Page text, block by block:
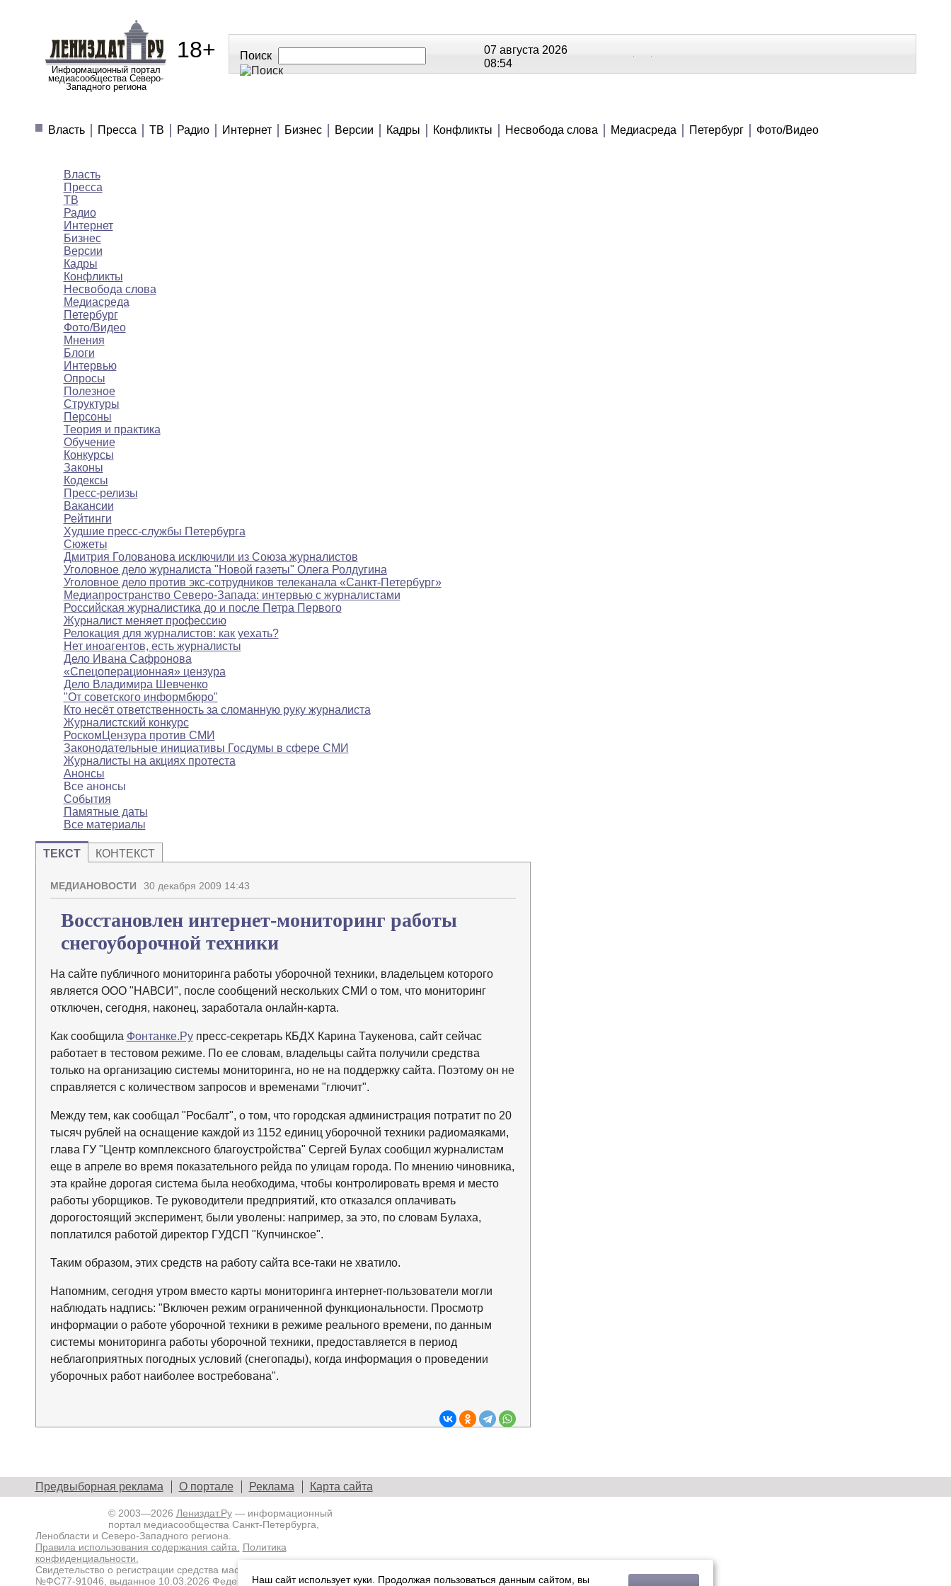
Информационный портал
медиасообщества Северо-
Западного региона
18+ Поиск
07 августа 2026
08:54
Власть
Пресса ТВ Радио Интернет Бизнес Версии Кадры Конфликты Несвобода слова Медиасреда Петербург Фото/Видео
Власть
Пресса
ТВ
Радио
Интернет
Бизнес
Версии
Кадры
Конфликты
Несвобода слова
Медиасреда
Петербург
Фото/Видео
Мнения
Блоги
Интервью
Опросы
Полезное
Структуры
Персоны
Теория и практика
Обучение
Конкурсы
Законы
Кодексы
Пресс-релизы
Вакансии
Рейтинги
Худшие пресс-службы Петербурга
Сюжеты
Дмитрия Голованова исключили из Союза журналистов
Уголовное дело журналиста "Новой газеты" Олега Ролдугина
Уголовное дело против экс-сотрудников телеканала «Санкт-Петербург»
Медиапространство Северо-Запада: интервью с журналистами
Российская журналистика до и после Петра Первого
Журналист меняет профессию
Релокация для журналистов: как уехать?
Нет иноагентов, есть журналисты
Дело Ивана Сафронова
«Спецоперационная» цензура
Дело Владимира Шевченко
"От советского информбюро"
Кто несёт ответственность за сломанную руку журналиста
Журналистский конкурс
РоскомЦензура против СМИ
Законодательные инициативы Госдумы в сфере СМИ
Журналисты на акциях протеста
Анонсы
Все анонсы
События
Памятные даты
Все материалы
ТЕКСТ КОНТЕКСТ
МЕДИАНОВОСТИ 30 декабря 2009 14:43
Восстановлен интернет-мониторинг работы
снегоуборочной техники
На сайте публичного мониторинга работы уборочной техники, владельцем которого
является ООО "НАВСИ", после сообщений нескольких СМИ о том, что мониторинг
отключен, сегодня, наконец, заработала онлайн-карта.
Как сообщила Фонтанке.Рупресс-секретарь КБДХ Карина Таукенова, сайт сейчас
работает в тестовом режиме. По ее словам, владельцы сайта получили средства
только на организацию системы мониторинга, но не на поддержку сайта. Поэтому он не
справляется с количеством запросов и временами "глючит".
Между тем, как сообщал "Росбалт", о том, что городская администрация потратит по 20
тысяч рублей на оснащение каждой из 1152 единиц уборочной техники радиомаяками,
глава ГУ "Центр комплексного благоустройства" Сергей Булах сообщил журналистам
еще в апреле во время показательного рейда по улицам города. По мнению чиновника,
эта крайне дорогая система была необходима, чтобы контролировать время и место
работы уборщиков. Те руководители предприятий, кто отказался оплачивать
дорогостоящий эксперимент, были уволены: например, за это, по словам Булаха,
поплатился работой директор ГУДСП "Купчинское".
Таким образом, этих средств на работу сайта все-таки не хватило.
Напомним, сегодня утром вместо карты мониторинга интернет-пользователи могли
наблюдать надпись: "Включен режим ограниченной функциональности. Просмотр
информации о работе уборочной техники в режиме реального времени, по данным
системы мониторинга работы уборочной техники, предоставляется в период
неблагоприятных погодных условий (снегопады), когда информация о проведении
уборочных работ наиболее востребована".
Предвыборная реклама О портале Реклама Карта сайта
© 2003—2026 Лениздат.Ру— информационный
портал медиасообщества Санкт-Петербурга,
Ленобласти и Северо-Западного региона.
Правила использования содержания сайта.
Политика
конфиденциальности.
Свидетельство о регистрации средства массовой информации ЭЛ
№ФС77-91046, выданное 10.03.2026 Федеральной службой поНаш сайт использует куки. Продолжая пользоваться данным сайтом, вы